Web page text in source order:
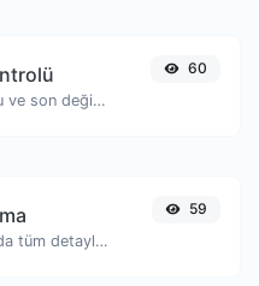
Dosya türü, boyutu ve son değiştirilme tarihi gibi bilgileri görüntüleyin.
60
Bir alan adı hakkında tüm detayları edinin.
59